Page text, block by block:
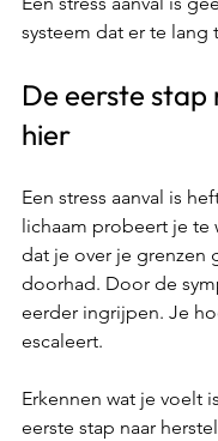
systeem dat er te lang
De eerste
hier
Een stress aanval is
lichaam probeert je te
dat je over je grenzen
doorhad. Door de
eerder ingrijpen. Je
escaleert.
Erkennen wat je voelt
eerste stap naar